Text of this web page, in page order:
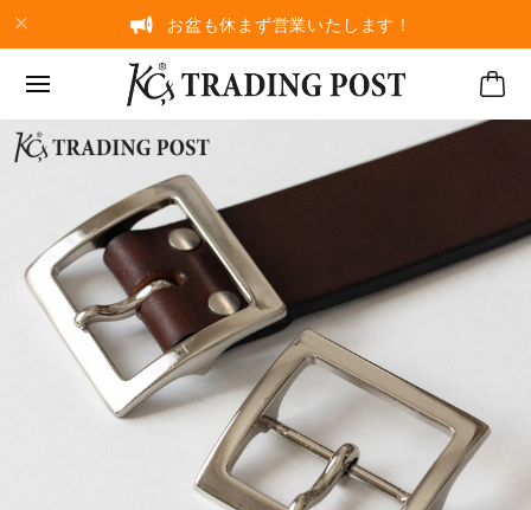
お盆も休まず営業いたします！